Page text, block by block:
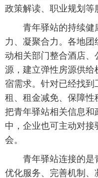
政策解读、职业规划等
青年驿站的持续健
力、凝聚合力。各地
动相关部门整合酒店
源，建立弹性房源供
宿需求。针对已经找
租、租金减免、保障
把青年驿站相关信息和
中，企业也可主动对
会。
青年驿站连接的是
优化服务、完善机制、